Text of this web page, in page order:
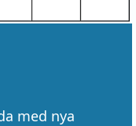
med nya